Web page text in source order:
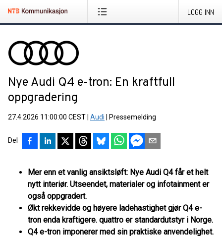
LOGG INN
Nye Audi Q4 e-tron: En kraftfull
oppgradering
27.4.2026 11:00:00 CEST Audi Pressemelding
Del
Mer enn et vanlig ansiktsløft: Nye Audi Q4 får et helt
nytt interiør. Utseendet, materialer og infotainment er
også oppgradert.
Økt rekkevidde og høyere ladehastighet gjør Q4 e-
tron enda kraftigere. quattro er standardutstyr i Norge.
Q4 e-tron imponerer med sin praktiske anvendelighet.